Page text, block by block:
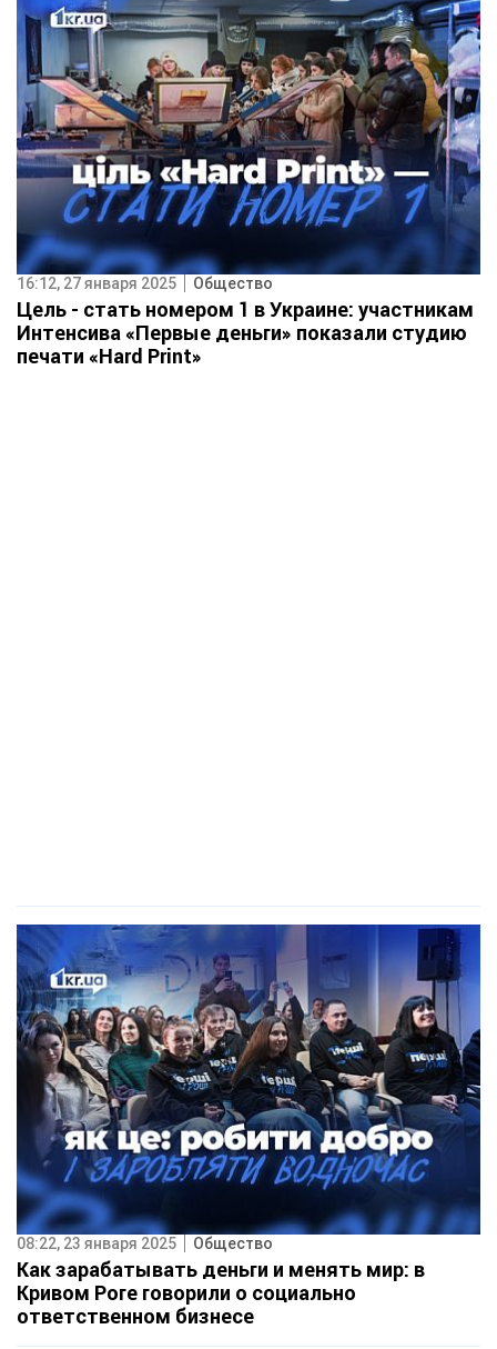
16:12, 27 января 2025 Общество
Цель - стать номером 1 в Украине: участникам
Интенсива «Первые деньги» показали студию
печати «Hard Print»
08:22, 23 января 2025 Общество
Как зарабатывать деньги и менять мир: в
Кривом Роге говорили о социально
ответственном бизнесе